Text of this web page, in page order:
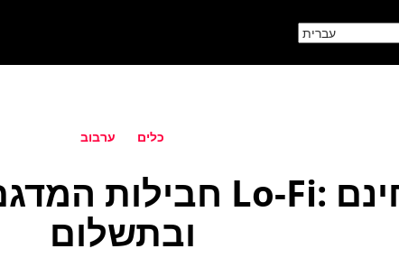
ערבוב כלים
ובתשלום